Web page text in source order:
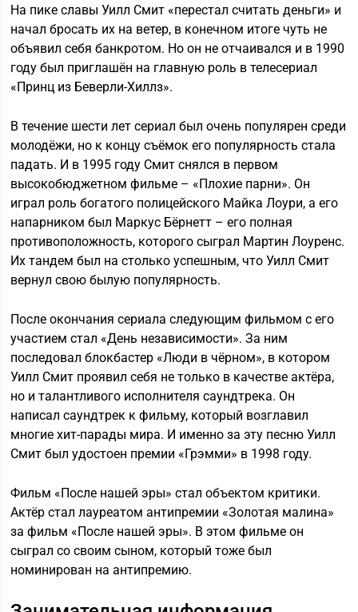
На пике славы Уилл Смит «перестал считать деньги» и
начал бросать их на ветер, в конечном итоге чуть не
объявил себя банкротом. Но он не отчаивался и в 1990
году был приглашён на главную роль в телесериал
«Принц из Беверли-Хиллз».
В течение шести лет сериал был очень популярен среди
молодёжи, но к концу съёмок его популярность стала
падать. И в 1995 году Смит снялся в первом
высокобюджетном фильме – «Плохие парни». Он
играл роль богатого полицейского Майка Лоури, а его
напарником был Маркус Бёрнетт – его полная
противоположность, которого сыграл Мартин Лоуренс.
Их тандем был на столько успешным, что Уилл Смит
вернул свою былую популярность.
После окончания сериала следующим фильмом с его
участием стал «День независимости». За ним
последовал блокбастер «Люди в чёрном», в котором
Уилл Смит проявил себя не только в качестве актёра,
но и талантливого исполнителя саундтрека. Он
написал саундтрек к фильму, который возглавил
многие хит-парады мира. И именно за эту песню Уилл
Смит был удостоен премии «Грэмми» в 1998 году.
Фильм «После нашей эры» стал объектом критики.
Актёр стал лауреатом антипремии «Золотая малина»
за фильм «После нашей эры». В этом фильме он
сыграл со своим сыном, который тоже был
номинирован на антипремию.